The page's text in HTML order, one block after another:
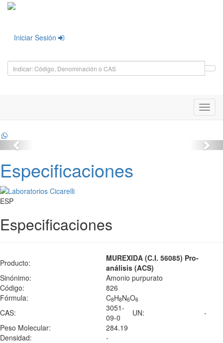
Iniciar Sesión
Especificaciones
ESP
Especificaciones
Producto:
MUREXIDA (C.I. 56085) Pro-
análisis (ACS)
Sinónimo:
Amonio purpurato
Código:
826
Fórmula:
C8H8N6O6
CAS:
3051-
09-0
UN:
-
Peso Molecular:
284.19
Densidad:
-